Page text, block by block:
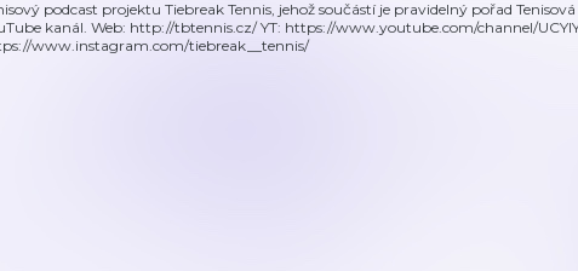
podcast projektu Tiebreak Tennis, jehož součástí je pravidelný pořad
kanál. Web: http://tbtennis.cz/ YT: https://www.youtube.com/channel/
www.instagram.com/tiebreak__tennis/